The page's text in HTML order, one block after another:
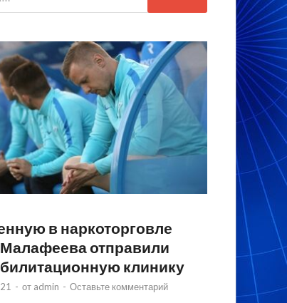
в наркоторговле
отправили
клинику
- от admin - Оставьте комментарий